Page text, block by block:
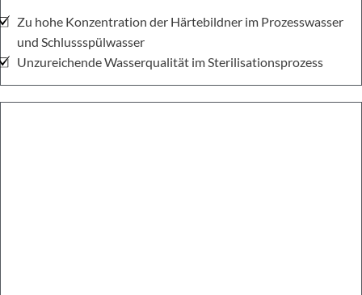
Zu hohe Konzentration der Härtebildner im Prozesswasser
und Schlussspülwasser
Unzureichende Wasserqualität im Sterilisationsprozess